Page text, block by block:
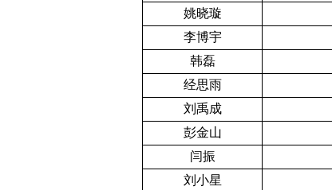
姚晓璇
李博宇
韩磊
经思雨
刘禹成
彭金山
闫振
刘小星